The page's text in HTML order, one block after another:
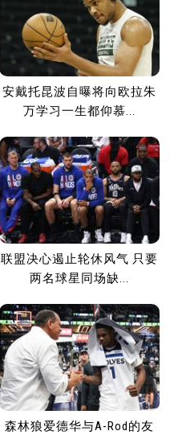
安戴托昆波自曝将向欧拉朱
万学习一生都仰慕...
联盟决心遏止轮休风气 只要
两名球星同场缺...
森林狼爱德华与A-Rod的友